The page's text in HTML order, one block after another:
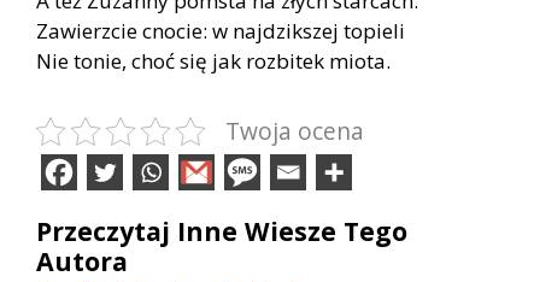
Za­wierz­cie cno­cie: w naj­dzik­szej to­pie­li
Nie to­nie, choć się jak roz­bi­tek mio­ta.
Twoja ocena
Przeczytaj Inne Wiesze Tego
Autora